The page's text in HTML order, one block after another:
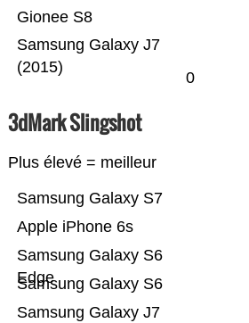
Samsung Galaxy J7
(2015)
Gionee S8
0
3dMark Slingshot
Plus élevé = meilleur
Samsung Galaxy J7
Samsung Galaxy S6
Samsung Galaxy S6
Edge
Apple iPhone 6s
Samsung Galaxy S7